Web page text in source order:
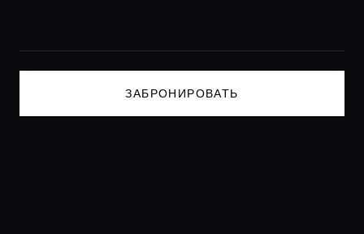
Lifestyle журнал
ЗАБРОНИРОВАТЬ